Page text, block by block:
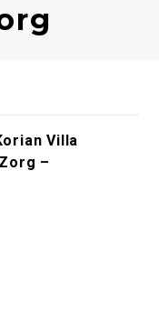
Villa
–